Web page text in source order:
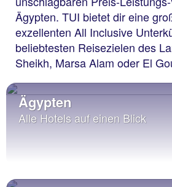
Ägypten. TUI bietet dir eine
exzellenten All Inclusive
beliebtesten Reisezielen des
Sheikh, Marsa Alam oder El
Ägypten
Alle Hotels auf einen Blick